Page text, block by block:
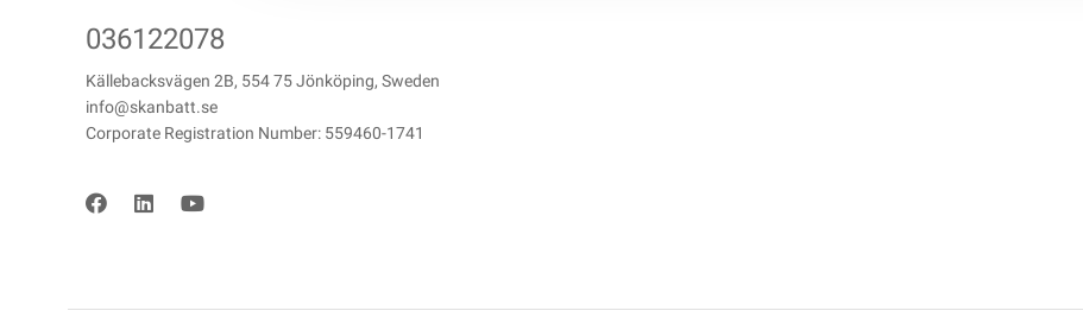
036122078
Källebacksvägen 2B, 554 75 Jönköping, Sweden
info@skanbatt.se
Corporate Registration Number: 559460-1741